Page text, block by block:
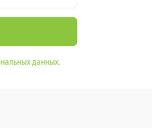
данных.